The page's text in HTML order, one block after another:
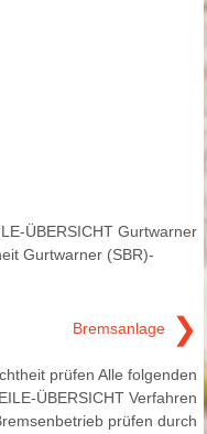
ÜBERSICHT Gurtwarner
Gurtwarner (SBR)-
Bremsanlage ❯
prüfen Alle folgenden
ÜBERSICHT Verfahren
prüfen durch